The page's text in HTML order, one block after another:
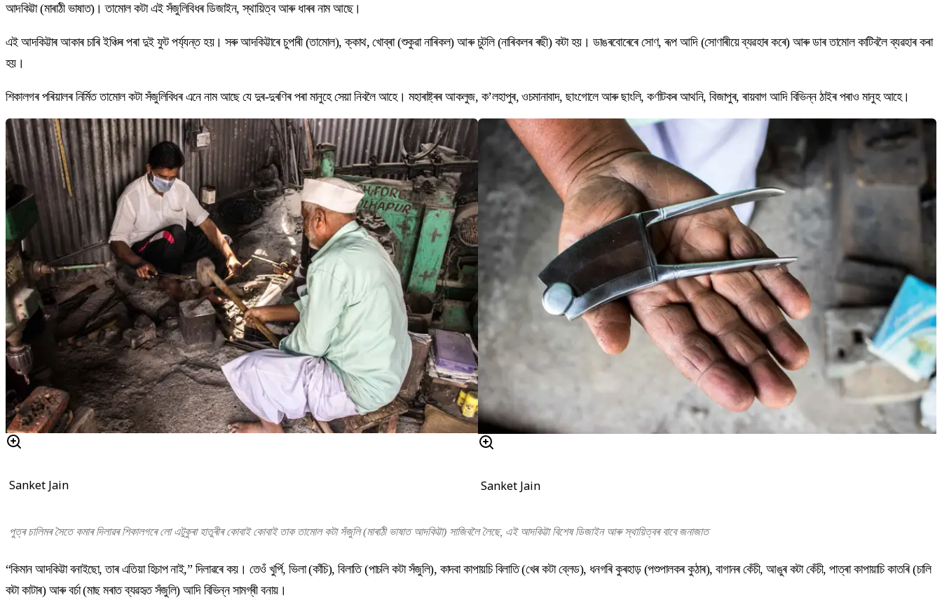
আদকিট্টা (মাৰাঠী ভাষাত)। তামোল কটা এই সঁজুলিবিধৰ ডিজাইন, স্থায়িত্ব আৰু ধাৰৰ নাম আছে।
এই আদকিট্টাৰ আকাৰ চাৰি ইঞ্চিৰ পৰা দুই ফুট পৰ্য্যন্ত হয়। সৰু আদকিট্টাৰে চুপাৰী (তামোল), ক্কাথ, খোব্ৰা (শুকুৱা নাৰিকল) আৰু চুটলি (নাৰিকলৰ ৰছী) কটা হয়। ডাঙৰবোৰেৰে সোণ, ৰূপ আদি (সোণাৰীয়ে ব্যৱহাৰ কৰে) আৰু ডাৰ তামোল কাটিবলৈ ব্যৱহাৰ কৰা
হয়।
শিকালগৰ পৰিয়ালৰ নিৰ্মিত তামোল কটা সঁজুলিবিধৰ এনে নাম আছে যে দুৰ-দুৰণিৰ পৰা মানুহে সেয়া নিবলৈ আহে। মহাৰাষ্ট্ৰৰ আকলুজ, ক’লহাপুৰ, ওচমানাবাদ, ছাংগোলে আৰু ছাংলি, কৰ্ণাটকৰ আথনি, বিজাপুৰ, ৰায়বাগ আদি বিভিন্ন ঠাইৰ পৰাও মানুহ আহে।
Sanket Jain Sanket Jain
পুত্ৰ চালিমৰ সৈতে কমাৰ দিলাৱৰ শিকালগৰে লো এটুকুৰা হাতুৰীৰ কোবাই কোবাই তাক তামোল কটা সঁজুলি (মাৰাঠী ভাষাত আদকিট্টা) সাজিবলৈ লৈছে, এই আদকিট্টা বিশেষ ডিজাইন আৰু স্থায়িত্বৰ বাবে জনাজাত
“কিমান আদকিট্টা বনাইছো, তাৰ এতিয়া হিচাপ নাই,” দিলাৱৰে কয়। তেওঁ খুৰ্পি, ভিলা (কাঁচি), বিলাতি (পাচলি কটা সঁজুলি), কাদবা কাপায়চি বিলাতি (খেৰ কটা ব্লেড), ধনগৰি কুৰহাড় (পশুপালকৰ কুঠাৰ), বাগানৰ কেঁচী, আঙুৰ কটা কেঁচী, পাত্ৰা কাপায়াচি কাতৰি (চালি
কটা কাটাৰ) আৰু বৰ্চা (মাছ মৰাত ব্যৱহৃত সঁজুলি) আদি বিভিন্ন সামগ্ৰী বনায়।